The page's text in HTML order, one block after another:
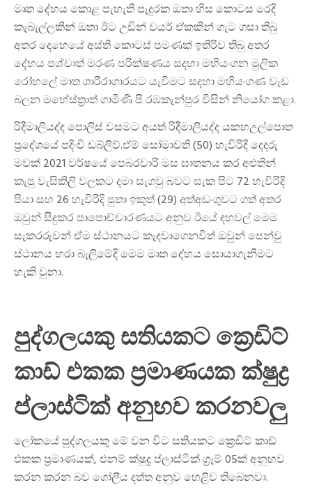
මෘත දේහය කොළ පැහැති පැදුරක ඔතා හිස කොටස රෙදි
කැබැල්ලකින් ඔතා ඊට උඩින් වයර් ඒකකින් ගැට ගසා තිබු
අතර දෙහෙයේ අස්ති කොටස් පමණක් ඉතිරිව තිබු අතර
දේහය පශ්චාත් මරණ පරික්ෂණය සදහා මහියංගන මුලික
රෝහලේ මාත ශාරිරාගාරයට යැවිමට සදහා මහියංගණ වැඩ
බලන මහේස්ත්‍රාත් ගාමිණි පි රඹකැන්පුර විසින් නියෝග කළා.
රිදීමාලියද්ද පොලිස් වසමට අයත් රිදීමාලියද්ද යකහඋල්පොත
ප්‍රදේශයේ පදිංචි ඩබ්ලිව්.ඒම් සෝමාවති (50) හැවිරිදි දෙදරු
මවක් 2021 වර්ෂයේ පෙබරවාරි මස ඝාතනය කර අළුතින්
කැපු වැසිකිලි වලකට දමා සැගවු බවට සැක පිට 72 හැවිරිදි
පියා සහ 26 හැවිරිදි පුතා ඉකුත් (29) අත්අඩංගුවට ගත් අතර
ඔවුන් සිදුකර පාපොච්චාරණයට අනුව ඊයේ දහවල් මෙම
සැකරරුවන් ඒම ස්ථානයට කැදවාගෙනවිත් ඔවුන් පෙන්වු
ස්ථානය හරා බැලිමේදි මෙම මෘත දේහය සොයාගැනිමට
හැකි වුනා.
පුද්ගලයකු සතියකට ක්‍රෙඩිට්
කාඩ් එකක ප්‍රමාණයක ක්ෂුද්‍ර
ප්ලාස්ටික් අනුභව කරනවලු
ලෝකයේ පුද්ගලයකු මේ වන විට සතියකට ක්‍රෙඩිට් කාඩ්
එකක ප්‍රමාණයක්, එනම් ක්ෂුද්‍ර ප්ලාස්ටික් ග්‍රෑම් 05ක් අනුභව
කරන කරන බව ගෝලීය දත්ත අනුව හෙළිව තිබෙනවා.